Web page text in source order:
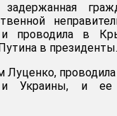
и проводила в
в президенты.
и Украины, и ее